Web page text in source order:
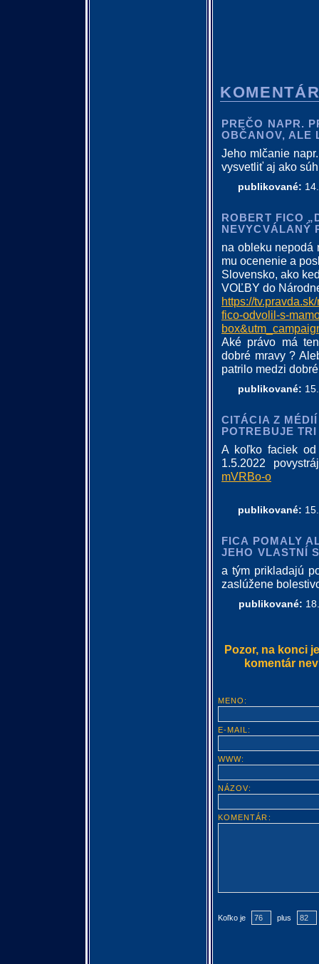
PREČO NAPR.
OBČANOV, ALE
Jeho mlčanie
vysvetliť aj ako
publikované:
ROBERT FICO
NEVYCVÁLANÝ
na obleku nepodá
mu ocenenie a
Slovensko, ako
VOĽBY do
https://
fico-odvolil-s-
Aké právo má
dobré mravy ?
patrilo medzi
publikované:
CITÁCIA Z
POTREBUJE
A koľko faciek
1.5.2022
mVRBo-o
publikované:
FICA POMALY
JEHO VLASTNÍ
a tým prikladajú
zaslúžene
publikované:
Pozor, na konci
komentár
MENO:
E-MAIL:
WWW:
NÁZOV:
KOMENTÁR:
Koľko je plus